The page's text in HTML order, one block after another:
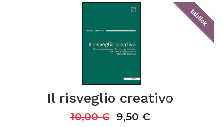
tablick
Il risveglio creativo
10,00€ 9,50 €